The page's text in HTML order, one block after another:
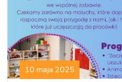
10 maja 2025